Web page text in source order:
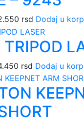
rsd Dodaj u
TRIPOD
rsd Dodaj u